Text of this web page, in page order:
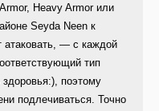
Heavy Armor или
Seyda Neen к
атаковать, — с каждой
тип
поэтому
подлечиваться. Точно